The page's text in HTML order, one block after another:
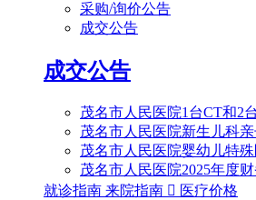
采购/询价公告
成交公告
成交公告
茂名市人民医院1台CT和2
茂名市人民医院新生儿科
茂名市人民医院婴幼儿特
茂名市人民医院2025年度
就诊指南 来院指南  医疗价格